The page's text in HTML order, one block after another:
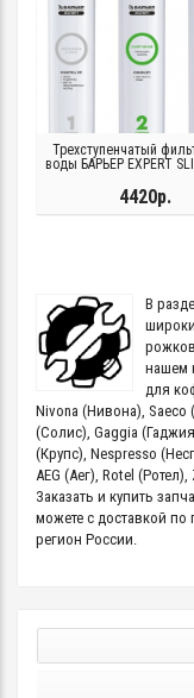
Трехступенчатый
воды БАРЬЕР EXPERT
4420р.
В
нашем
для
Nivona (Нивона), Saeco
(Солис), Gaggia
(Крупс), Nespresso
AEG (Аег), Rotel
Заказать и купить
можете с доставкой по
регион России.